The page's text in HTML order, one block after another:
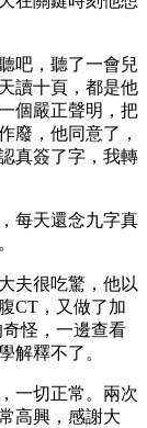
吧，聽了一會兒
讀十頁，都是他
個嚴正聲明，把
廢，他同意了，
真簽了字，我轉
每天還念九字真
夫很吃驚，他以
CT，又做了加
怪，一邊查看
解釋不了。
一切正常。兩次
高興，感謝大